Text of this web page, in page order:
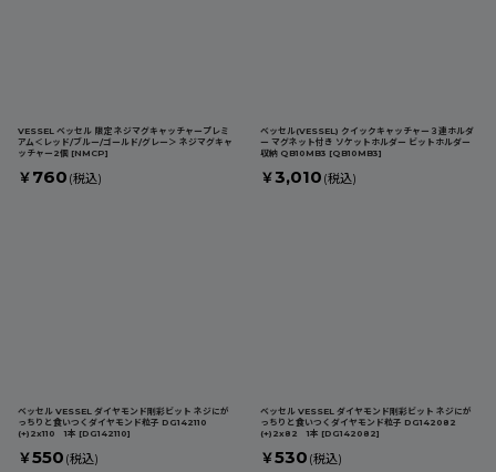
VESSEL ベッセル 限定 ネジマグキャッチャープレミ
アム＜レッド/ブルー/ゴールド/グレー＞ ネジマグキャ
ッチャー2個 [NMCP]
￥ 760 (税込)
ベッセル(VESSEL) クイックキャッチャー３連ホルダ
ー マグネット付き ソケットホルダー ビットホルダー
収納 QB10MB3 [QB10MB3]
￥3,010 (税込)
ベッセル VESSEL ダイヤモンド剛彩ビット ネジにが
っちりと食いつくダイヤモンド粒子 DG142110
(+)2x110 1本 [DG142110]
￥550 (税込)
ベッセル VESSEL ダイヤモンド剛彩ビット ネジにが
っちりと食いつくダイヤモンド粒子 DG142082
(+)2x82 1本 [DG142082]
￥530 (税込)